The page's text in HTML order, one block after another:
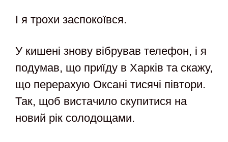
І я трохи заспокоївся.
У кишені знову вібрував телефон, і я
подумав, що приїду в Харків та скажу,
що перерахую Оксані тисячі півтори.
Так, щоб вистачило скупитися на
новий рік солодощами.